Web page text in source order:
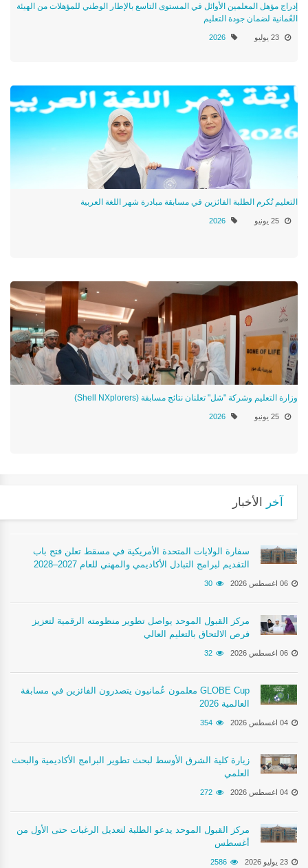
إدراج مؤهل المعلمين الأوائل في المستوى التاسع بالإطار الوطني للمؤهلات من الهيئة
العُمانية لضمان جودة التعليم
23 يوليو 2026
التعليم تُكرم الطلبة الفائزين في مسابقة مبادرة شهر اللغة العربية
25 يونيو 2026
وزارة التعليم وشركة "شل" تعلنان نتائج مسابقة (Shell NXplorers)
25 يونيو 2026
آخر الأخبار
سفارة الولايات المتحدة الأمريكية في مسقط تعلن فتح باب
التقديم لبرامج التبادل الأكاديمي والمهني للعام 2027–2028
06 اغسطس 2026 30
مركز القبول الموحد يواصل تطوير منظومته الرقمية لتعزيز
فرص الالتحاق بالتعليم العالي
06 اغسطس 2026 32
معلمون عُمانيون يتصدرون الفائزين في مسابقة GLOBE Cup
2026 العالمية
04 اغسطس 2026 354
زيارة كلية الشرق الأوسط لبحث تطوير البرامج الأكاديمية والبحث
العلمي
04 اغسطس 2026 272
مركز القبول الموحد يدعو الطلبة لتعديل الرغبات حتى الأول من
أغسطس
23 يوليو 2026 2586